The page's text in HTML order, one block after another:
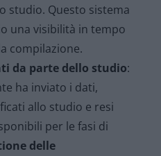
studio. Questo sistema
una visibilità in tempo
compilazione.
da parte dello studio:
ha inviato i dati,
allo studio e resi
per le fasi di
delle